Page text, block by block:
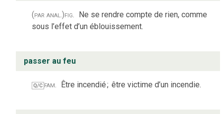
(par anal.)fig. Ne se rendre compte de rien, comme
sous l’effet d’un éblouissement.
passer au feu
Q/C fam. Être incendié; être victime d’un incendie.